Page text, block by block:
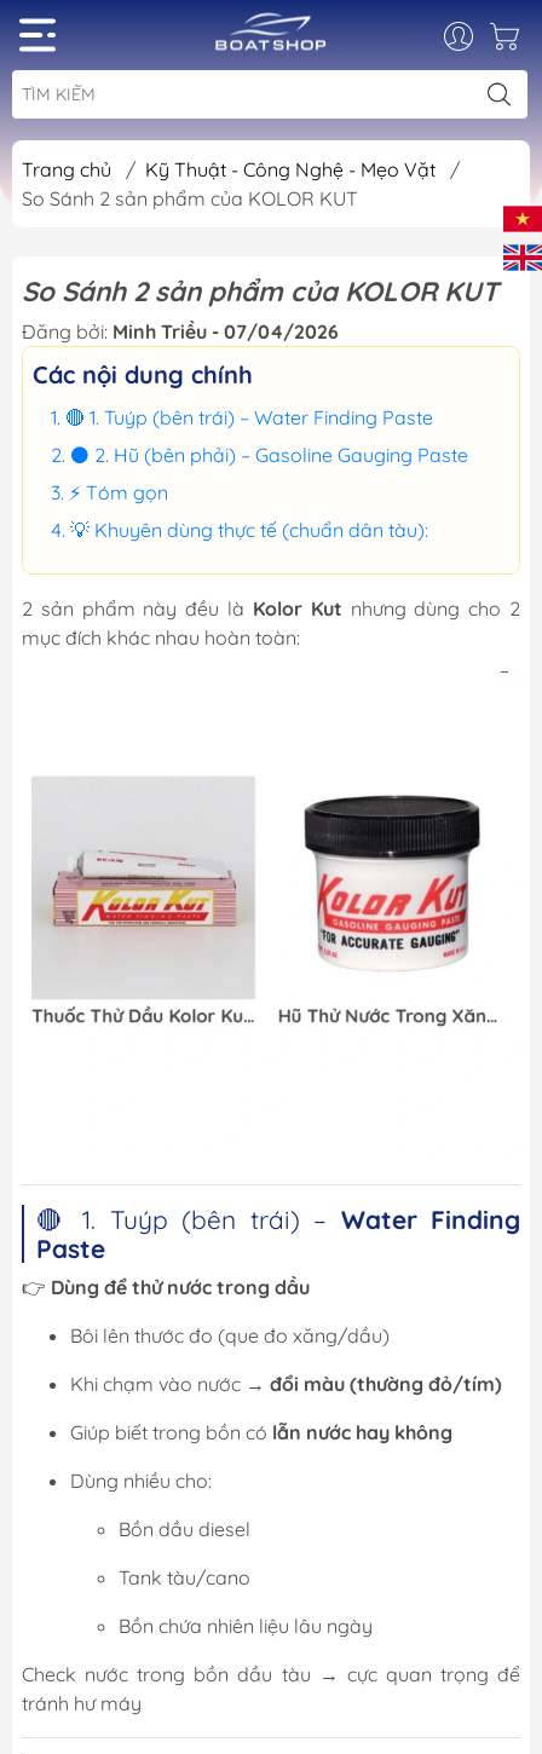
Trang chủ / Kỹ Thuật - Công Nghệ - Mẹo Vặt
/
So Sánh 2 sản phẩm của KOLOR KUT
So Sánh 2 sản phẩm của KOLOR KUT
Đăng bởi: Minh Triều - 07/04/2026
Các nội dung chính
🔴 1. Tuýp (bên trái) – Water Finding Paste
⚫ 2. Hũ (bên phải) – Gasoline Gauging Paste
⚡ Tóm gọn
💡 Khuyên dùng thực tế (chuẩn dân tàu):
2 sản phẩm này đều là Kolor Kut nhưng dùng cho 2
mục đích khác nhau hoàn toàn:
🔴 1. Tuýp (bên trái) – Water Finding
Paste
👉 Dùng để thử nước trong dầu
Bôi lên thước đo (que đo xăng/dầu)
Khi chạm vào nước → đổi màu (thường đỏ/tím)
Giúp biết trong bồn có lẫn nước hay không
Dùng nhiều cho:
Bồn dầu diesel
Tank tàu/cano
Bồn chứa nhiên liệu lâu ngày
Check nước trong bồn dầu tàu → cực quan trọng để
tránh hư máy